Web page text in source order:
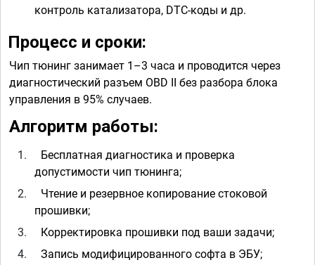
контроль катализатора, DTC-коды и др.
Процесс и сроки:
Чип тюнинг занимает 1–3 часа и проводится через
диагностический разъем OBD II без разбора блока
управления в 95% случаев.
Алгоритм работы:
1. Бесплатная диагностика и проверка
допустимости чип тюнинга;
2. Чтение и резервное копирование стоковой
прошивки;
3. Корректировка прошивки под ваши задачи;
4. Запись модифицированного софта в ЭБУ;